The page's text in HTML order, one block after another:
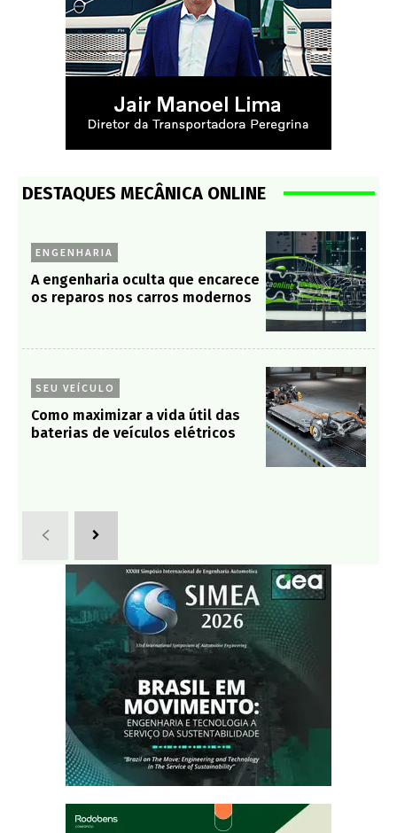
DESTAQUES MECÂNICA ONLINE
ENGENHARIA
A engenharia oculta que encarece
os reparos nos carros modernos
SEU VEÍCULO
Como maximizar a vida útil das
baterias de veículos elétricos